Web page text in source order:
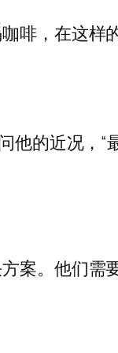
啡，在这样
他的近况，“
案。他们需